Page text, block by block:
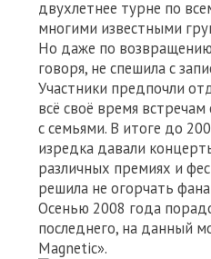
двухлетнее турне по
многими известными
Но даже по возвращению
говоря, не спешила с
Участники предпочли
всё своё время
с семьями. В итоге до
изредка давали
различных премиях и
решила не огорчать
Осенью 2008 года
последнего, на данный
Magnetic».